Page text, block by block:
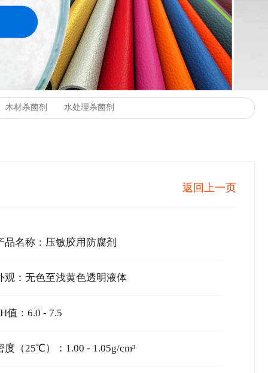
返回上一页
品名称：压敏胶用防腐剂
观：无色至浅黄色透明液体
值：6.0 - 7.5
度（25℃）：1.00 - 1.05g/cm³